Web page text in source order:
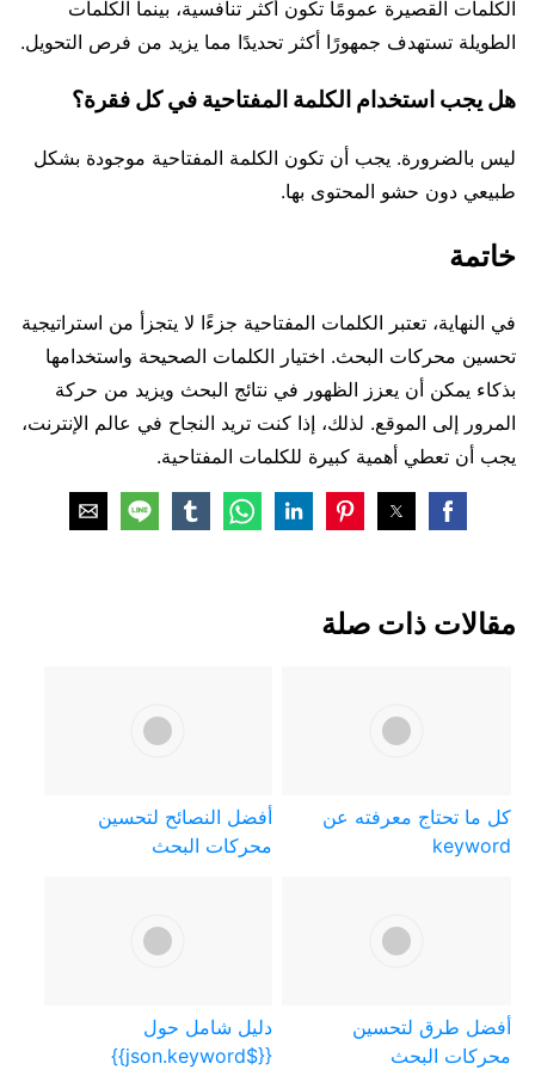
الكلمات القصيرة عمومًا تكون أكثر تنافسية، بينما الكلمات
الطويلة تستهدف جمهورًا أكثر تحديدًا مما يزيد من فرص التحويل.
هل يجب استخدام الكلمة المفتاحية في كل فقرة؟
ليس بالضرورة. يجب أن تكون الكلمة المفتاحية موجودة بشكل
طبيعي دون حشو المحتوى بها.
خاتمة
في النهاية، تعتبر الكلمات المفتاحية جزءًا لا يتجزأ من استراتيجية
تحسين محركات البحث. اختيار الكلمات الصحيحة واستخدامها
بذكاء يمكن أن يعزز الظهور في نتائج البحث ويزيد من حركة
المرور إلى الموقع. لذلك، إذا كنت تريد النجاح في عالم الإنترنت،
يجب أن تعطي أهمية كبيرة للكلمات المفتاحية.
مقالات ذات صلة
كل ما تحتاج معرفته عن
keyword
أفضل النصائح لتحسين
محركات البحث
أفضل طرق لتحسين
محركات البحث
دليل شامل حول
{{$json.keyword}}